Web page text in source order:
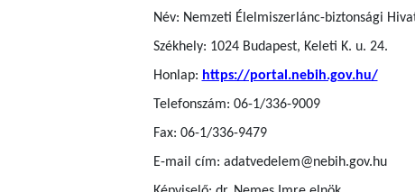
Név: Nemzeti Élelmiszerlánc-biztonsági
Székhely: 1024 Budapest, Keleti K. u. 24.
Honlap: https://portal.nebih.gov.hu/
Telefonszám: 06-1/336-9009
Fax: 06-1/336-9479
E-mail cím: adatvedelem@nebih.gov.hu